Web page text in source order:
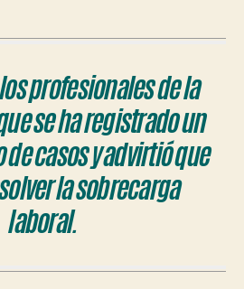
profesionales de la
se ha registrado un
casos y advirtió que
la sobrecarga
laboral.